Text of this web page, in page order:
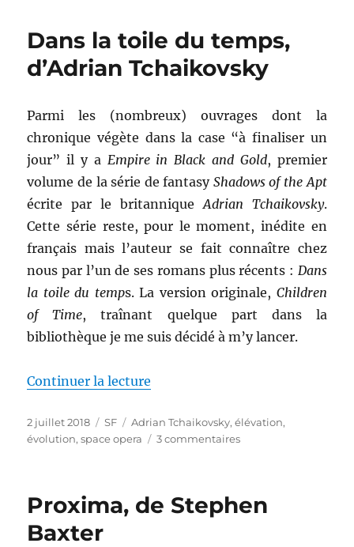
Méduse,
Stephen
Alastair
Reynolds
Dans la toile du temps,
d’Adrian Tchaikovsky
Parmi les (nombreux) ouvrages dont la
chronique végète dans la case “à finaliser un
jour” il y a Empire in Black and Gold, premier
volume de la série de fantasy Shadows of the Apt
écrite par le britanniqueAdrian Tchaikovsky.
Cette série reste, pour le moment, inédite en
français mais l’auteur se fait connaître chez
nous par l’un de ses romans plus récents : Dans
la toile du temps. La version originale, Children
of Time, traînant quelque part dans la
bibliothèque je me suis décidé à m’y lancer.
Continuer la lecture
Publié
le
2 juillet 2018 Catégories
SF Étiquettes
Adrian Tchaikovsky,élévation,
évolution,space opera 3 commentairessur
du
Proxima, de Stephen
Baxter